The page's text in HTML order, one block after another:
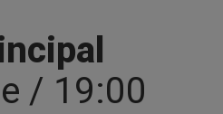
/ 19:00